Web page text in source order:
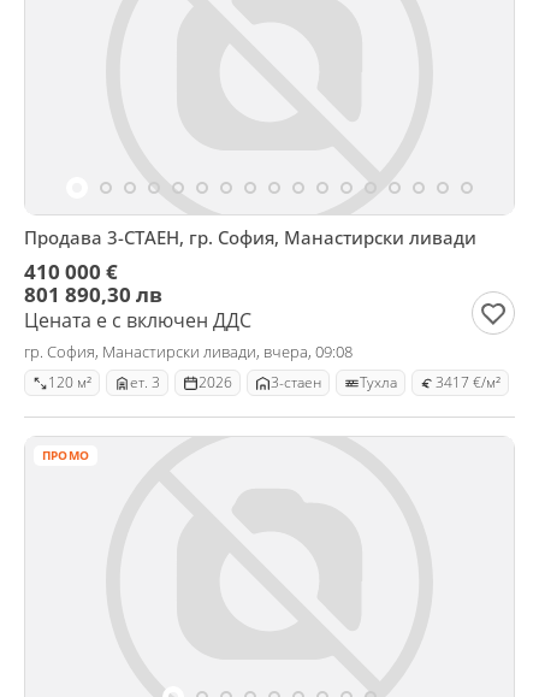
Продава 3-СТАЕН, гр. София, Манастирски ливади
410 000 €
801 890,30 лв
Цената е с включен ДДС
гр. София, Манастирски ливади, вчера, 09:08
120 м² ет. 3 2026 3-стаен Тухла 3417 €/м²
ПРОМО